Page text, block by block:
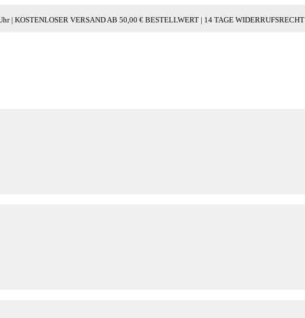
| KOSTENLOSER VERSAND AB 50,00 € BESTELLWERT | 14 TAGE WIDERRUFSRECHT